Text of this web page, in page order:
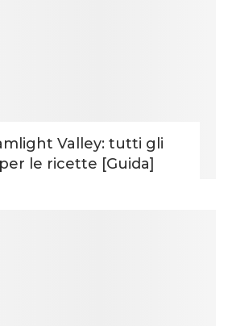
Valley: tutti gli
le ricette [Guida]